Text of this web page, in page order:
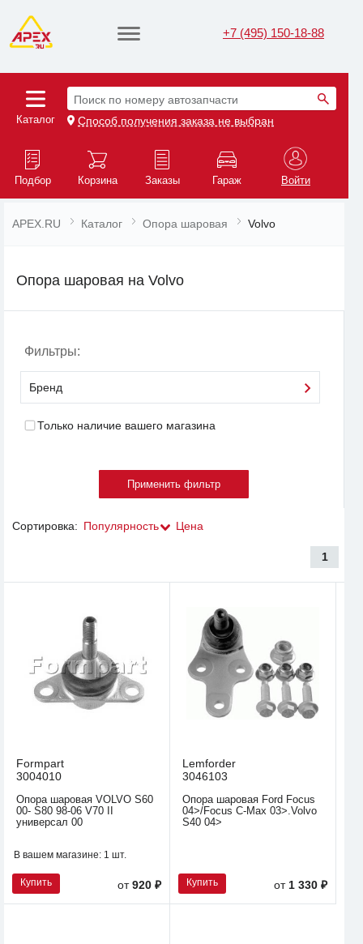
+7 (495) 150-18-88
Каталог
Поиск по номеру автозапчасти
Способ получения заказа не выбран
Подбор Корзина Заказы Гараж Войти
APEX.RU Каталог Опора шаровая Volvo
Опора шаровая на Volvo
Фильтры:
Бренд
Только наличие вашего магазина
Сортировка: Популярность Цена
1
Formpart
3004010
Опора шаровая VOLVO S60
00- S80 98-06 V70 II
универсал 00
В вашем магазине: 1 шт.
Купить от920 ₽
Lemforder
3046103
Опора шаровая Ford Focus
04>/Focus C-Max 03>.Volvo
S40 04>
Купить от 1 330 ₽